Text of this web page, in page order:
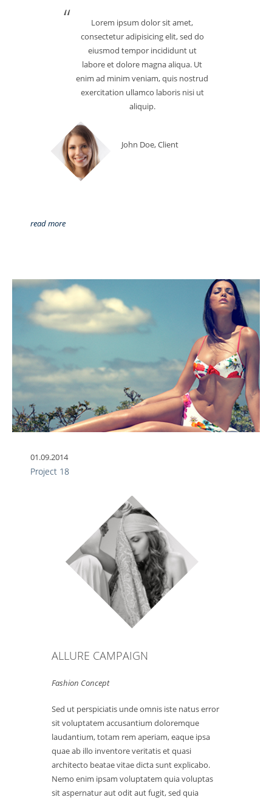
Lorem ipsum dolor sit amet,
consectetur adipisicing elit, sed do
eiusmod tempor incididunt ut
labore et dolore magna aliqua. Ut
enim ad minim veniam, quis nostrud
exercitation ullamco laboris nisi ut
aliquip.
John Doe, Client
read more
01.09.2014
Project 18
ALLURE CAMPAIGN
Fashion Concept
Sed ut perspiciatis unde omnis iste natus error
sit voluptatem accusantium doloremque
laudantium, totam rem aperiam, eaque ipsa
quae ab illo inventore veritatis et quasi
architecto beatae vitae dicta sunt explicabo.
Nemo enim ipsam voluptatem quia voluptas
sit aspernatur aut odit aut fugit, sed quia